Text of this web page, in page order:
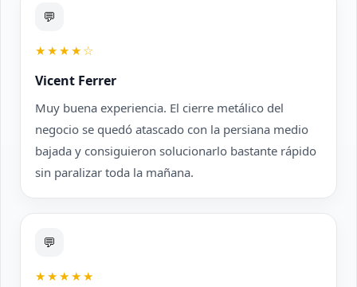
💬
★★★★☆
Vicent Ferrer
Muy buena experiencia. El cierre metálico del
negocio se quedó atascado con la persiana medio
bajada y consiguieron solucionarlo bastante rápido
sin paralizar toda la mañana.
💬
★★★★★